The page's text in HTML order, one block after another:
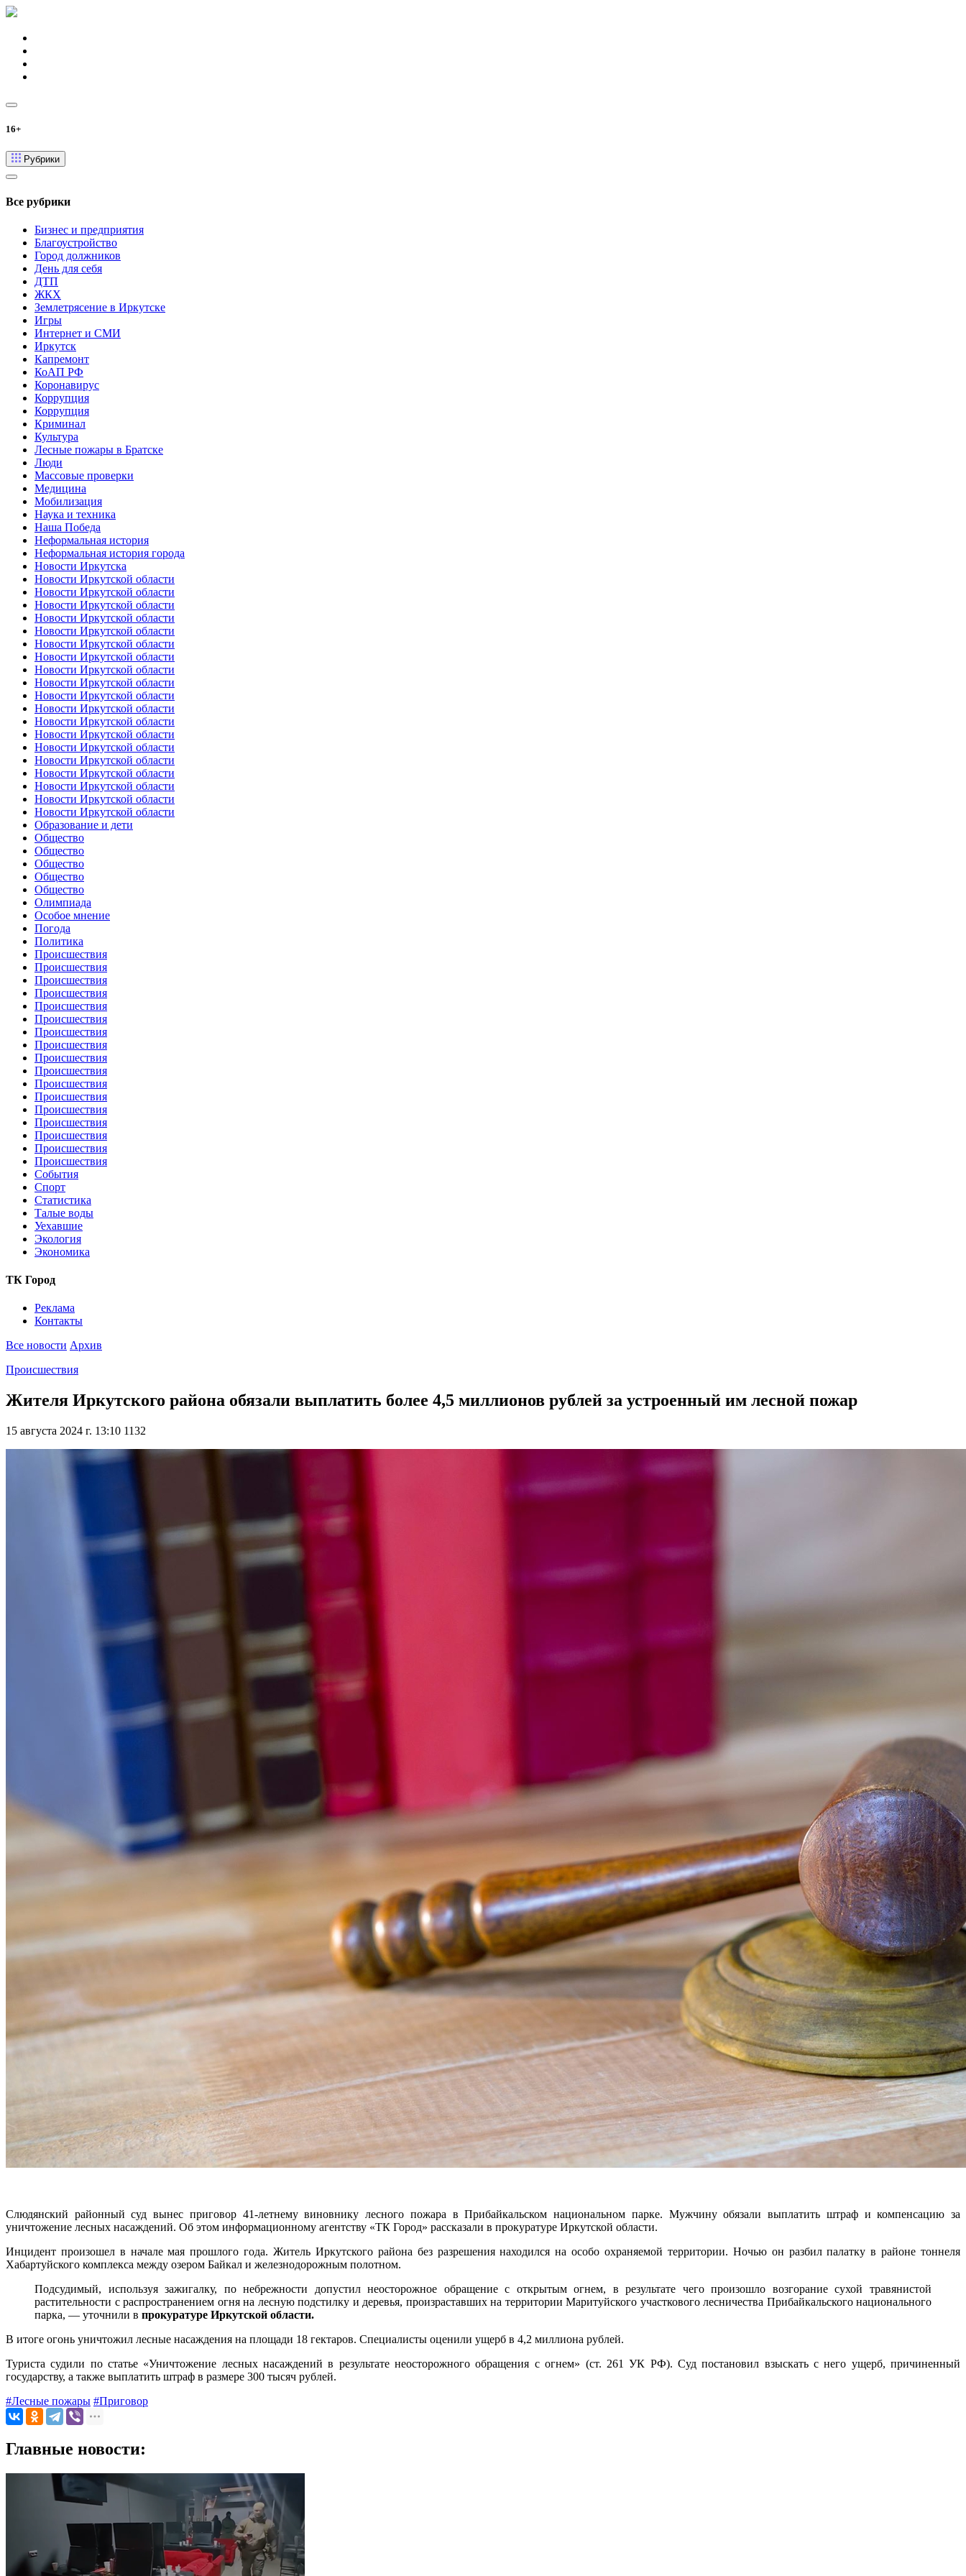
16+
Рубрики
Все рубрики
Бизнес и предприятия
Благоустройство
Город должников
День для себя
ДТП
ЖКХ
Землетрясение в Иркутске
Игры
Интернет и СМИ
Иркутск
Капремонт
КоАП РФ
Коронавирус
Коррупция
Коррупция
Криминал
Культура
Лесные пожары в Братске
Люди
Массовые проверки
Медицина
Мобилизация
Наука и техника
Наша Победа
Неформальная история
Неформальная история города
Новости Иркутска
Новости Иркутской области
Новости Иркутской области
Новости Иркутской области
Новости Иркутской области
Новости Иркутской области
Новости Иркутской области
Новости Иркутской области
Новости Иркутской области
Новости Иркутской области
Новости Иркутской области
Новости Иркутской области
Новости Иркутской области
Новости Иркутской области
Новости Иркутской области
Новости Иркутской области
Новости Иркутской области
Новости Иркутской области
Новости Иркутской области
Новости Иркутской области
Образование и дети
Общество
Общество
Общество
Общество
Общество
Олимпиада
Особое мнение
Погода
Политика
Происшествия
Происшествия
Происшествия
Происшествия
Происшествия
Происшествия
Происшествия
Происшествия
Происшествия
Происшествия
Происшествия
Происшествия
Происшествия
Происшествия
Происшествия
Происшествия
Происшествия
События
Спорт
Статистика
Талые воды
Уехавшие
Экология
Экономика
ТК Город
Реклама
Контакты
Все новости Архив
Происшествия
Жителя Иркутского района обязали выплатить более 4,5 миллионов рублей за устроенный им лесной пожар
15 августа 2024 г. 13:10 1132
Слюдянский районный суд вынес приговор 41-летнему виновнику лесного пожара в Прибайкальском национальном парке. Мужчину обязали выплатить штраф и компенсацию за
уничтожение лесных насаждений. Об этом информационному агентству «ТК Город» рассказали в прокуратуре Иркутской области.
Инцидент произошел в начале мая прошлого года. Житель Иркутского района без разрешения находился на особо охраняемой территории. Ночью он разбил палатку в районе тоннеля
Хабартуйского комплекса между озером Байкал и железнодорожным полотном.
Подсудимый, используя зажигалку, по небрежности допустил неосторожное обращение с открытым огнем, в результате чего произошло возгорание сухой травянистой
растительности с распространением огня на лесную подстилку и деревья, произраставших на территории Маритуйского участкового лесничества Прибайкальского национального
парка, — уточнили в прокуратуре Иркутской области.
В итоге огонь уничтожил лесные насаждения на площади 18 гектаров. Специалисты оценили ущерб в 4,2 миллиона рублей.
Туриста судили по статье «Уничтожение лесных насаждений в результате неосторожного обращения с огнем» (ст. 261 УК РФ). Суд постановил взыскать с него ущерб, причиненный
государству, а также выплатить штраф в размере 300 тысяч рублей.
#Лесные пожары #Приговор
Главные новости: